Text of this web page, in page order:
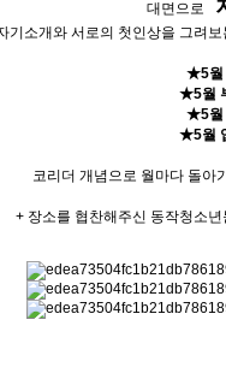
대면으로
기소개와 서로의 첫인상을 그려
★5월
★5월
★5월
★5월
코리더 개념으로 월마다 돌아
+ 장소를 협찬해주신 동작청소